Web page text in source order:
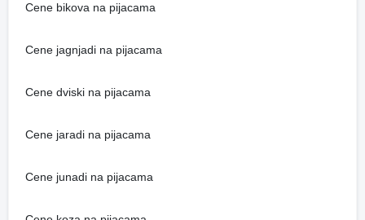
Cene bikova na pijacama
Cene jagnjadi na pijacama
Cene dviski na pijacama
Cene jaradi na pijacama
Cene junadi na pijacama